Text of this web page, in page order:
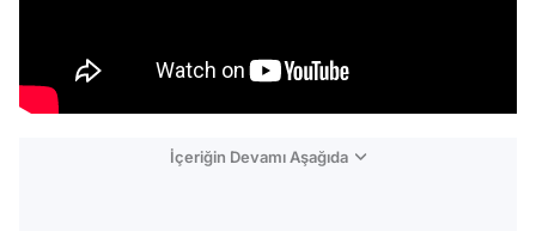
İçeriğin Devamı Aşağıda